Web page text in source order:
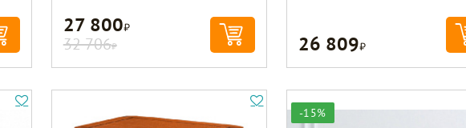
27 800Р
32 706Р 26 809Р
-15%